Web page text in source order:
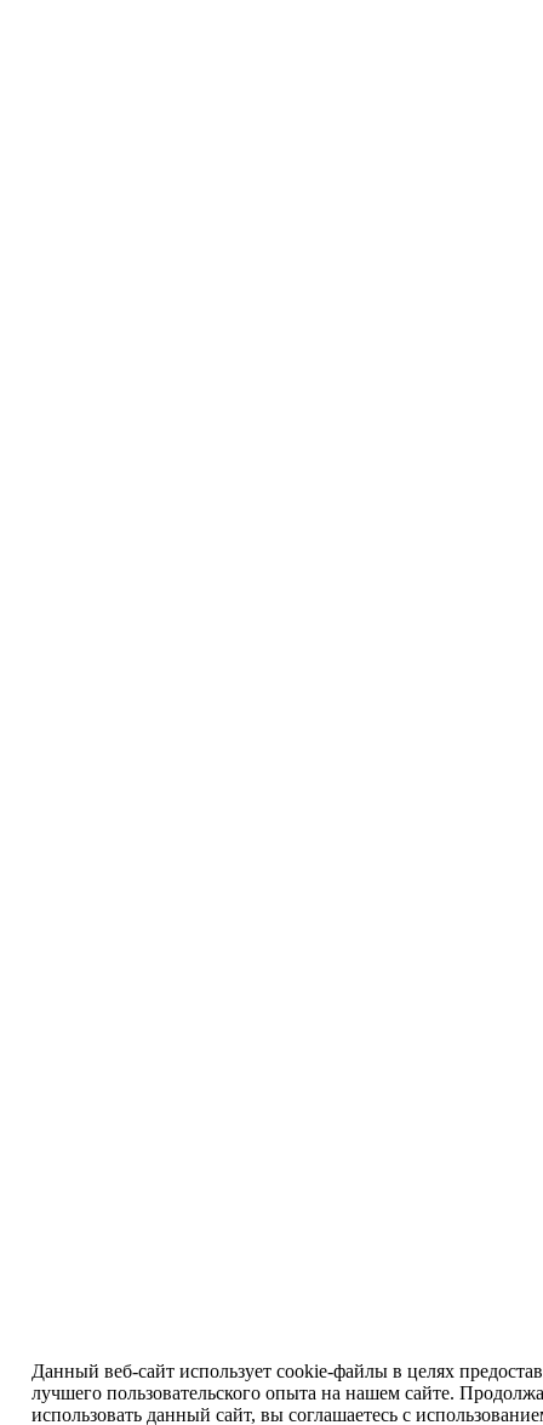
Данный веб-сайт использует cookie-файлы в целях
лучшего пользовательского опыта на нашем сайте.
использовать данный сайт, вы соглашаетесь с